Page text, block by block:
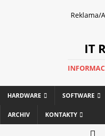
Reklama/
IT
HARDWARE SOFTWARE
ARCHIV KONTAKTY